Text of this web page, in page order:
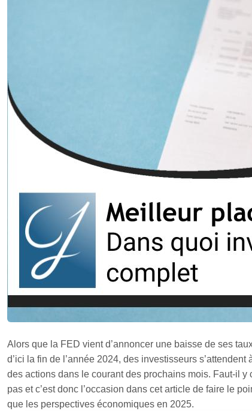
Alors que la FED vient d’annoncer une baisse de ses
d’ici la fin de l’année 2024, des investisseurs
des actions dans le courant des prochains mois. Faut-il y
pas et c’est donc l’occasion dans cet article de faire le
que les perspectives économiques en 2025.